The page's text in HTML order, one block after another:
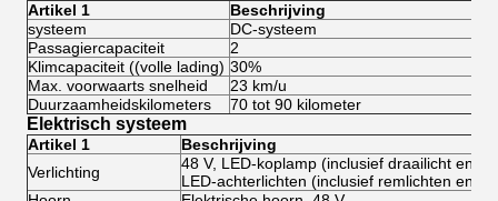
Artikel 1
Beschrijving
systeem
DC-systeem
Passagiercapaciteit
2
Klimcapaciteit ((volle lading) 30%
Max. voorwaarts snelheid
23 km/u
Duurzaamheidskilometers
70 tot 90 kilometer
Elektrisch systeem
Artikel 1
Beschrijving
Verlichting
48 V, LED-koplamp (inclusief draailicht en
LED-achterlichten (inclusief remlichten en